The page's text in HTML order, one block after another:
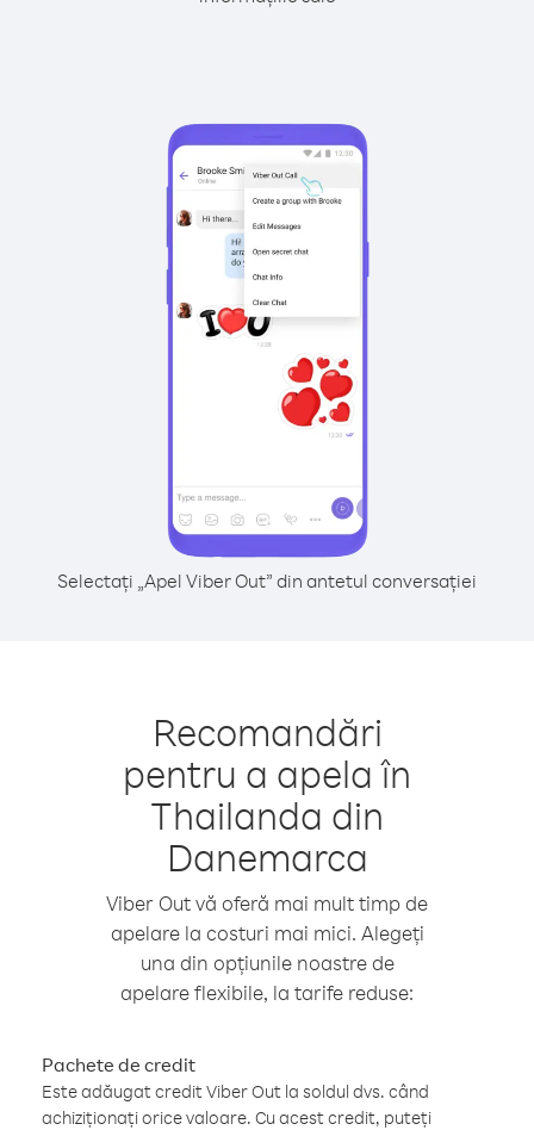
Selectați „Apel Viber Out” din antetul conversației
Recomandări
pentru a apela în
Thailanda din
Danemarca
Viber Out vă oferă mai mult timp de
apelare la costuri mai mici. Alegeți
una din opțiunile noastre de
apelare flexibile, la tarife reduse:
Pachete de credit
Este adăugat credit Viber Out la soldul dvs. când
achiziționați orice valoare. Cu acest credit, puteți